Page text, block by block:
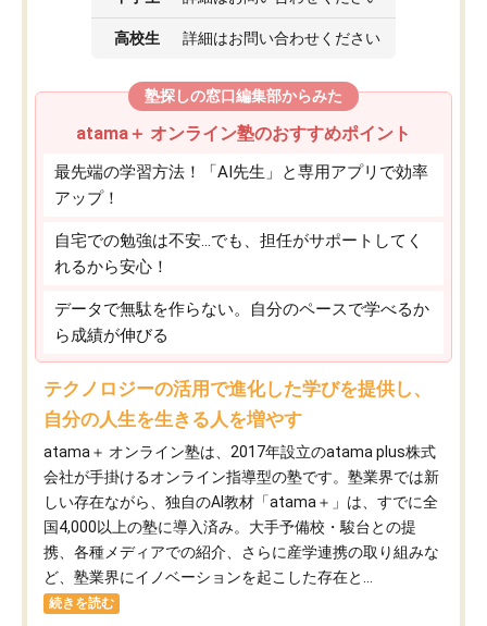
高校生 詳細はお問い合わせください
塾探しの窓口編集部からみた
atama＋ オンライン塾のおすすめポイント
最先端の学習方法！「AI先生」と専用アプリで効率
アップ！
自宅での勉強は不安…でも、担任がサポートしてく
れるから安心！
データで無駄を作らない。自分のペースで学べるか
ら成績が伸びる
テクノロジーの活用で進化した学びを提供し、
自分の人生を生きる人を増やす
atama＋ オンライン塾は、2017年設立のatama plus株式
会社が手掛けるオンライン指導型の塾です。塾業界では新
しい存在ながら、独自のAI教材「atama＋」は、すでに全
国4,000以上の塾に導入済み。大手予備校・駿台との提
携、各種メディアでの紹介、さらに産学連携の取り組みな
ど、塾業界にイノベーションを起こした存在と...
続きを読む